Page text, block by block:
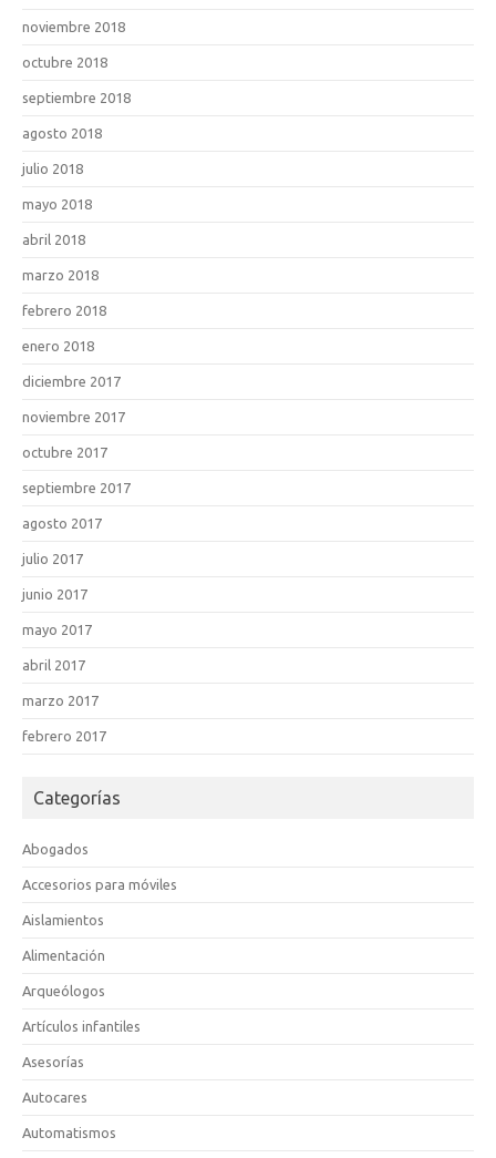
noviembre 2018
octubre 2018
septiembre 2018
agosto 2018
julio 2018
mayo 2018
abril 2018
marzo 2018
febrero 2018
enero 2018
diciembre 2017
noviembre 2017
octubre 2017
septiembre 2017
agosto 2017
julio 2017
junio 2017
mayo 2017
abril 2017
marzo 2017
febrero 2017
Categorías
Abogados
Accesorios para móviles
Aislamientos
Alimentación
Arqueólogos
Artículos infantiles
Asesorías
Autocares
Automatismos